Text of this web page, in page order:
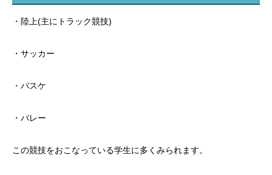
・陸上(主にトラック競技)
・サッカー
・バスケ
・バレー
この競技をおこなっている学生に多くみられます。